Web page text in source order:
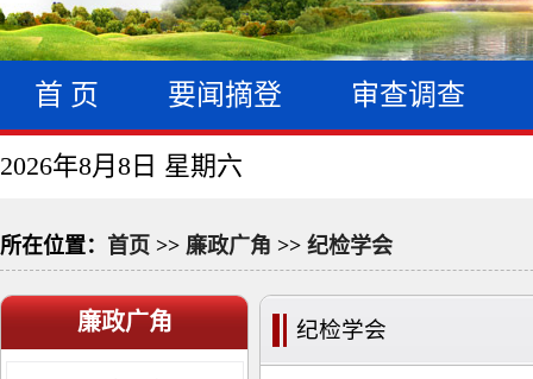
首 页 要闻摘登 审查调查
2026年8月8日 星期六
所在位置： 首页 >> 廉政广角 >> 纪检学会
廉政广角 纪检学会